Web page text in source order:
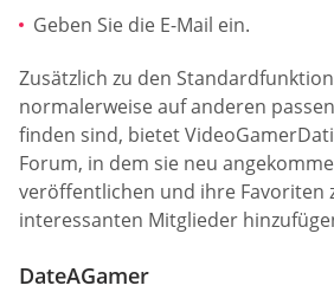
Geben Sie die E-Mail ein.
Zusätzlich zu den
normalerweise auf anderen
finden sind, bietet
Forum, in dem sie neu
veröffentlichen und ihre Favoriten
interessanten Mitglieder
DateAGamer